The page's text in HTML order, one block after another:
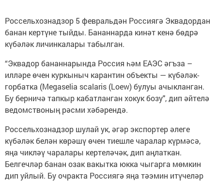
Россельхознадзор 5 февральдән Россиягә Эквадордан
банан кертүне тыйды. Бананнарда кинәт кенә бөдрә
күбәләк личинкалары табылган.
“Эквадор бананнарында Россия һәм ЕАЭС әгъза –
илләре өчен куркыныч карантин объекты — күбәләк-
горбатка (Megaselia scalaris (Loew) булуы ачыкланган.
Бу берничә тапкыр кабатланган хокук бозу", дип әйтелә
ведомствоның рәсми хәбәрендә.
Россельхознадзор шулай ук, әгәр экспортер әлеге
күбәләк белән көрәшү өчен тиешле чаралар күрмәсә,
яңа чикләү чаралары кертеләчәк, дип аңлаткан.
Белгечләр банан озак вакытка юкка чыгарга мөмкин
дип уйлый. Бу очракта Россиягә яңа тәэмин итүчеләр